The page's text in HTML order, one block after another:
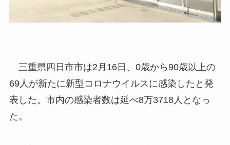
三重県四日市市は2月16日、0歳から90歳以上の
69人が新たに新型コロナウイルスに感染したと発
表した。市内の感染者数は延べ8万3718人となっ
た。